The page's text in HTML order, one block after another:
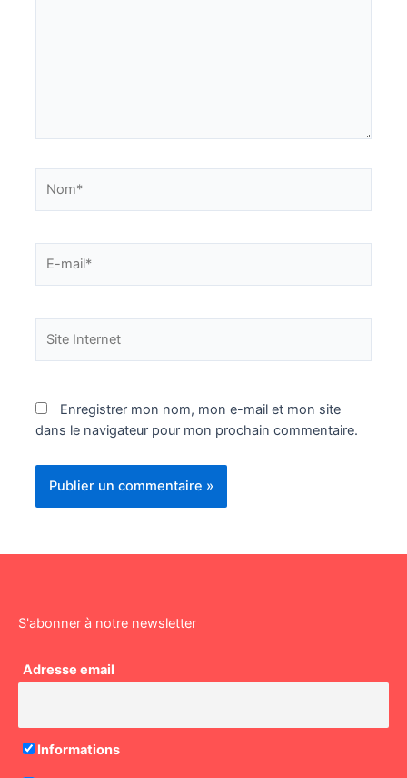
mail*
Internet
Enregistrer mon nom, mon e-mail et mon site
dans le navigateur pour mon prochain commentaire.
S'abonner à notre newsletter
Adresse email
Informations